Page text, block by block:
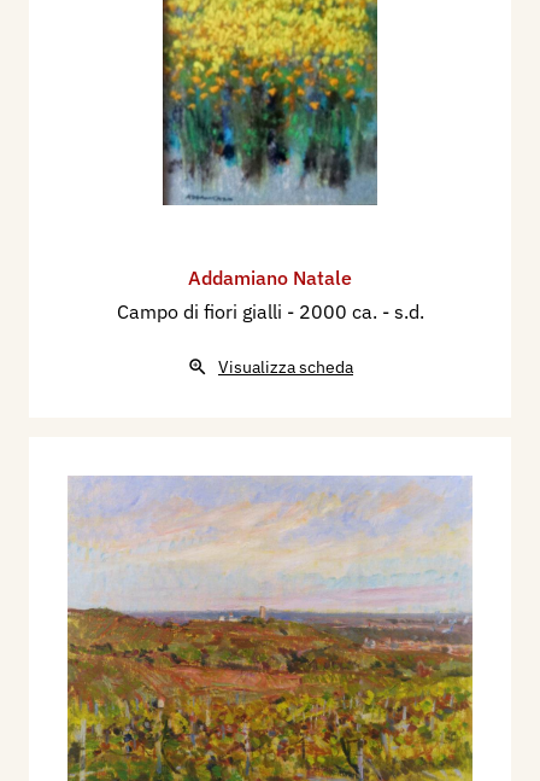
Addamiano Natale
Campo di fiori gialli - 2000 ca. - s.d.
Visualizza scheda